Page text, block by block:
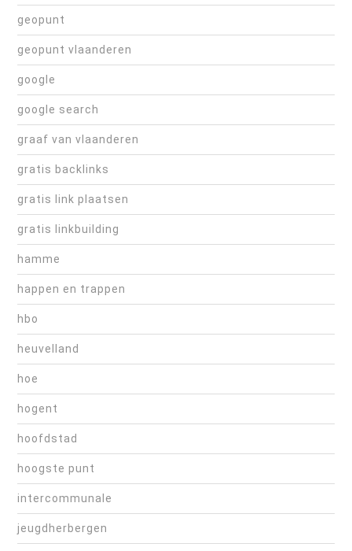
geopunt
geopunt vlaanderen
google
google search
graaf van vlaanderen
gratis backlinks
gratis link plaatsen
gratis linkbuilding
hamme
happen en trappen
hbo
heuvelland
hoe
hogent
hoofdstad
hoogste punt
intercommunale
jeugdherbergen